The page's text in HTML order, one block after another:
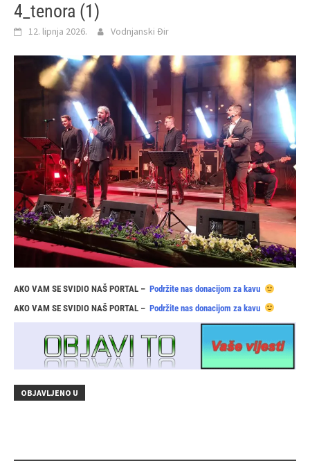
4_tenora (1)
12. lipnja 2026. Vodnjanski Đir
AKO VAM SE SVIDIO NAŠ PORTAL – Podržite nas donacijom za kavu
AKO VAM SE SVIDIO NAŠ PORTAL – Podržite nas donacijom za kavu
OBJAVLJENO U